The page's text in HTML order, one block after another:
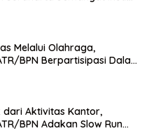
Melalui Olahraga,
BPN Berpartisipasi Dalam
dari Aktivitas Kantor,
BPN Adakan Slow Run